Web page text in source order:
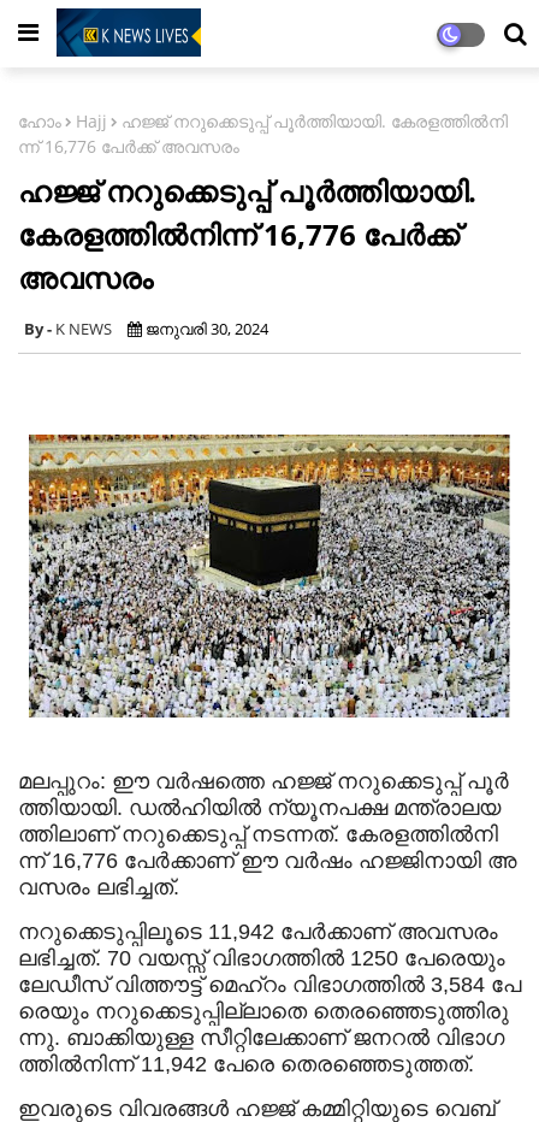
ഹോം Hajj
ഹ​ജ്ജ് ന​റു​ക്കെ​ടു​പ്പ് പൂ​ർ​ത്തി​യാ​യി. കേ​ര​ള​ത്തി​ൽ​നി​
ന്ന് 16,776 പേ​ർ​ക്ക് അവസരം
ഹ​ജ്ജ് ന​റു​ക്കെ​ടു​പ്പ് പൂ​ർ​ത്തി​യാ​യി.
കേ​ര​ള​ത്തി​ൽ​നി​ന്ന് 16,776 പേ​ർ​ക്ക്
അവസരം
K NEWS ജനുവരി 30, 2024
മ​ല​പ്പു​റം: ഈ ​വ​ർ​ഷ​ത്തെ ഹ​ജ്ജ് ന​റു​ക്കെ​ടു​പ്പ് പൂ​ർ​
ത്തി​യാ​യി. ഡ​ൽ​ഹി​യി​ൽ ന്യൂ​ന​പ​ക്ഷ മ​ന്ത്രാ​ല​യ​
ത്തി​ലാ​ണ് ന​റു​ക്കെ​ടു​പ്പ് ന​ട​ന്ന​ത്. കേ​ര​ള​ത്തി​ൽ​നി​
ന്ന് 16,776 പേ​ർ​ക്കാ​ണ് ഈ ​വ​ർ​ഷം ഹ​ജ്ജി​നാ​യി അ​
വ​സ​രം ല​ഭി​ച്ച​ത്.
ന​റു​ക്കെ​ടു​പ്പി​ലൂ​ടെ 11,942 പേ​ർ​ക്കാ​ണ് അ​വ​സ​രം
ല​ഭി​ച്ച​ത്. 70 വ​യ​സ്സ് വി​ഭാ​ഗ​ത്തി​ൽ 1250 പേ​രെ​യും
ലേ​ഡീ​സ് വി​ത്തൗ​ട്ട് മെ​ഹ്‌​റം വി​ഭാ​ഗ​ത്തി​ൽ 3,584 പേ​
രെ​യും ന​റു​ക്കെ​ടു​പ്പി​ല്ലാ​തെ തെ​ര​ഞ്ഞെ​ടു​ത്തി​രു​
ന്നു. ബാ​ക്കി​യു​ള്ള സീ​റ്റി​ലേ​ക്കാ​ണ് ജ​ന​റ​ൽ വി​ഭാ​ഗ​
ത്തി​ൽ​നി​ന്ന് 11,942 പേ​രെ തെ​ര​ഞ്ഞെ​ടു​ത്ത​ത്.
ഇ​വ​രു​ടെ വി​വ​ര​ങ്ങ​ൾ ഹ​ജ്ജ് ക​മ്മി​റ്റി​യു​ടെ വെ​ബ്‌​